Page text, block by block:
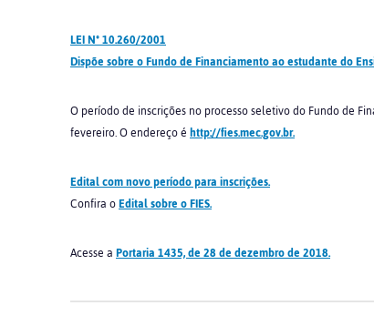
LEI Nº 10.260/2001
Dispõe sobre o Fundo de Financiamento ao estudante do
O período de inscrições no processo seletivo do Fundo de
fevereiro. O endereço éhttp://fies.mec.gov.br.
Edital com novo período para inscrições.
Confira oEdital sobre o FIES.
Acesse aPortaria 1435, de 28 de dezembro de 2018.